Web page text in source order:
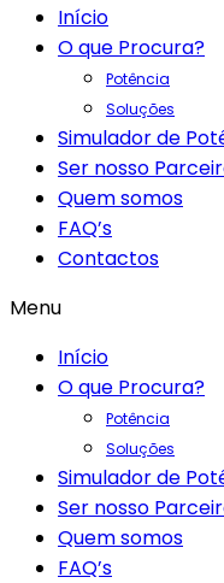
Início
O que Procura?
Potência
Soluções
Simulador de
Ser nosso
Quem somos
FAQ’s
Contactos
Menu
Início
O que Procura?
Potência
Soluções
Simulador de
Ser nosso
Quem somos
FAQ’s